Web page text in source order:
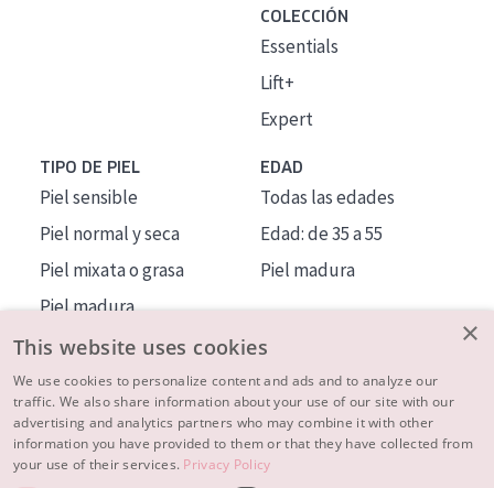
COLECCIÓN
Essentials
Lift+
Expert
TIPO DE PIEL
Piel sensible
Piel normal y seca
Piel mixata o grasa
Piel madura
Piel expuesta al sol
Piel menopáusica
EDAD
Todas las edades
Edad: de 35 a 55
Piel madura
MÁS SOBRE NOSOTROS
INSPIRACIÓN
×
This website uses cookies
We use cookies to personalize content and ads and to analyze our
traffic. We also share information about your use of our site with our
advertising and analytics partners who may combine it with other
information you have provided to them or that they have collected from
your use of their services. Privacy Policy